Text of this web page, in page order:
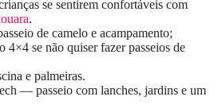
se sentirem confortáveis ​​com
.
de camelo e acampamento;
4×4 se não quiser fazer passeios de
e palmeiras.
— passeio com lanches, jardins e um